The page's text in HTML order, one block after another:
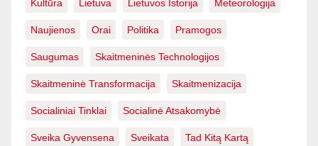
Kultūra Lietuva Lietuvos Istorija Meteorologija
Naujienos Orai Politika Pramogos
Saugumas Skaitmeninės Technologijos
Skaitmeninė Transformacija Skaitmenizacija
Socialiniai Tinklai Socialinė Atsakomybė
Sveika Gyvensena Sveikata Tad Kitą Kartą